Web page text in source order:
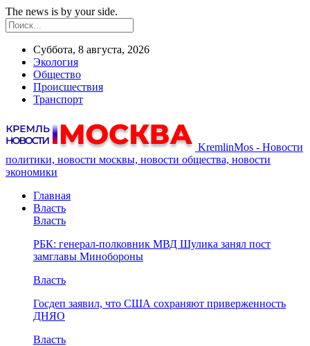
The news is by your side.
Суббота, 8 августа, 2026
Экология
Общество
Происшествия
Транспорт
KremlinMos - Новости
политики, новости москвы, новости общества, новости
экономики
Главная
Власть
Власть
РБК: генерал-полковник МВД Шулика занял пост
замглавы Минобороны
Власть
Госдеп заявил, что США сохраняют приверженность
ДНЯО
Власть